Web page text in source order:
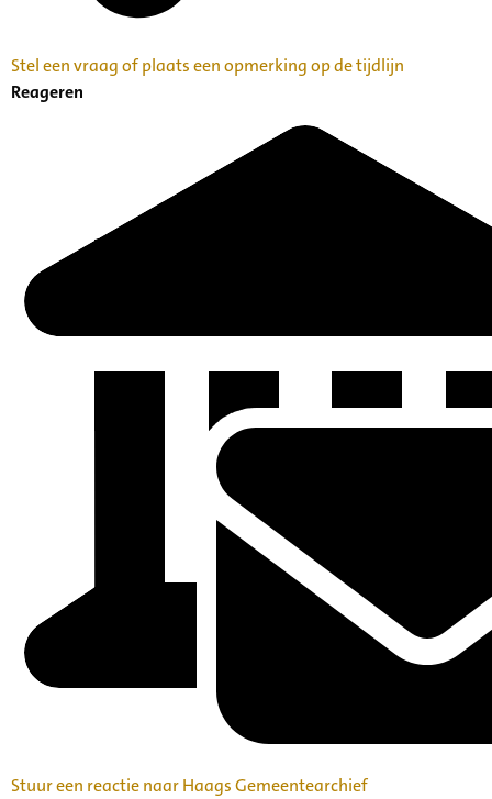
Stel een vraag of plaats een opmerking op de tijdlijn
Reageren
Stuur een reactie naar Haags Gemeentearchief